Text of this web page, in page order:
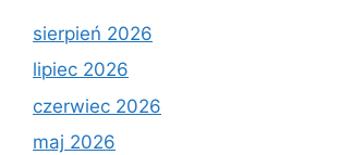
sierpień 2026
lipiec 2026
czerwiec 2026
maj 2026